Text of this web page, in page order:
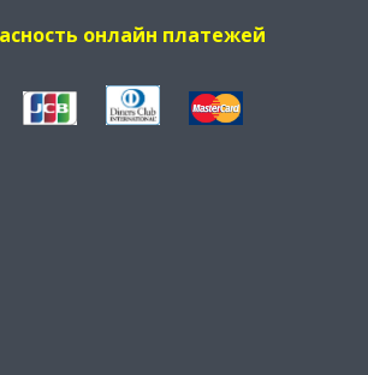
онлайн платежей